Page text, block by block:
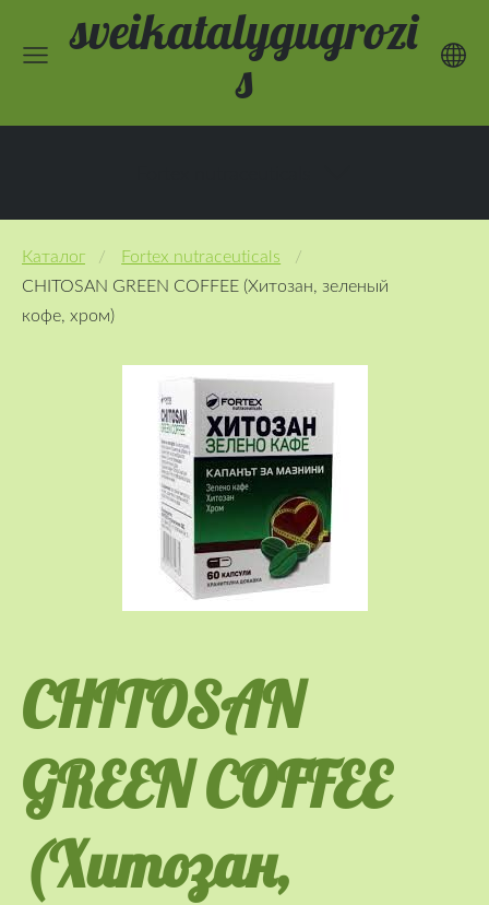
sveikatalygugrozi
s
Каталог
Fortex nutraceuticals
CHITOSAN GREEN COFFEE (Хитозан, зеленый
кофе, хром)
CHITOSAN
GREEN COFFEE
(Хитозан,